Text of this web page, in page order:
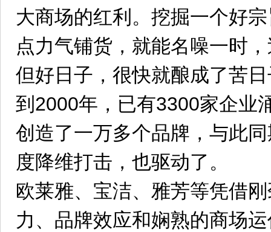
大商场的红利。挖掘一个好
点力气铺货，就能名噪一时
但好日子，很快就酿成了苦
到2000年，已有3300家企业
创造了一万多个品牌，与此
度降维打击，也驱动了。
欧莱雅、宝洁、雅芳等凭借
力、品牌效应和娴熟的商场